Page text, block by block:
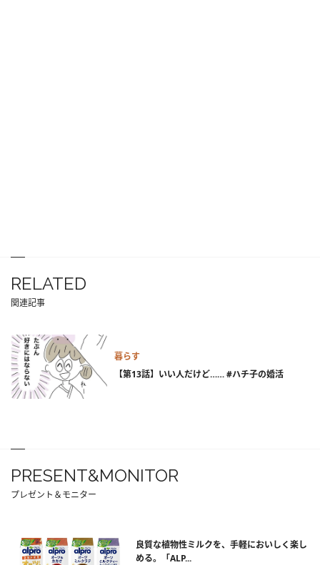
RELATED
関連記事
暮らす
【第13話】いい人だけど…… #ハチ子の婚活
PRESENT&MONITOR
プレゼント＆モニター
良質な植物性ミルクを、手軽においしく楽し
める。「ALP...